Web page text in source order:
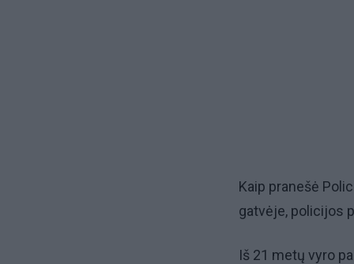
Kaip pranešė
gatvėje, policijos
Iš 21 metų vyro